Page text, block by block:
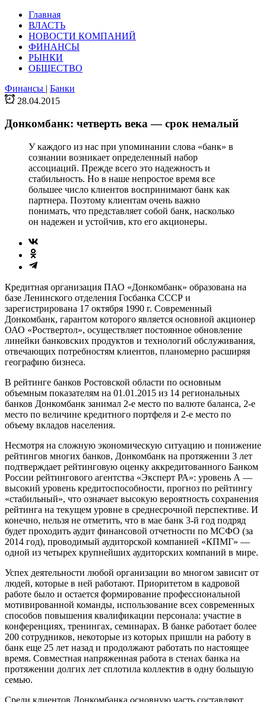
Главная
ВЛАСТЬ
НОВОСТИ КОМПАНИЙ
ФИНАНСЫ
РЫНКИ
ОБЩЕСТВО
Финансы | Банки
28.04.2015
Донкомбанк: четверть века — срок немалый
У каждого из нас при упоминании слова «банк» в
сознании возникает определенный набор
ассоциаций. Прежде всего это надежность и
стабильность. Но в наше непростое время все
большее число клиентов воспринимают банк как
партнера. Поэтому клиентам очень важно
понимать, что представляет собой банк, насколько
он надежен и устойчив, кто его акционеры.
Кредитная организация ПАО «Донкомбанк» образована на
базе Ленинского отделения Госбанка СССР и
зарегистрирована 17 октября 1990 г. Современный
Донкомбанк, гарантом которого является основной акционер
ОАО «Роствертол», осуществляет постоянное обновление
линейки банковских продуктов и технологий обслуживания,
отвечающих потребностям клиентов, планомерно расширяя
географию бизнеса.
В рейтинге банков Ростовской области по основным
объемным показателям на 01.01.2015 из 14 региональных
банков Донкомбанк занимал 2-е место по валюте баланса, 2-е
место по величине кредитного портфеля и 2-е место по
объему вкладов населения.
Несмотря на сложную экономическую ситуацию и понижение
рейтингов многих банков, Донкомбанк на протяжении 3 лет
подтверждает рейтинговую оценку аккредитованного Банком
России рейтингового агентства «Эксперт РА»: уровень А —
высокий уровень кредитоспособности, прогноз по рейтингу
«стабильный», что означает высокую вероятность сохранения
рейтинга на текущем уровне в среднесрочной перспективе. И
конечно, нельзя не отметить, что в мае банк 3-й год подряд
будет проходить аудит финансовой отчетности по МСФО (за
2014 год), проводимый аудиторской компанией «КПМГ» —
одной из четырех крупнейших аудиторских компаний в мире.
Успех деятельности любой организации во многом зависит от
людей, которые в ней работают. Приоритетом в кадровой
работе было и остается формирование профессиональной
мотивированной команды, использование всех современных
способов повышения квалификации персонала: участие в
конференциях, тренингах, семинарах. В банке работает более
200 сотрудников, некоторые из которых пришли на работу в
банк еще 25 лет назад и продолжают работать по настоящее
время. Совместная напряженная работа в стенах банка на
протяжении долгих лет сплотила коллектив в одну большую
семью.
Среди клиентов Донкомбанка основную часть составляют